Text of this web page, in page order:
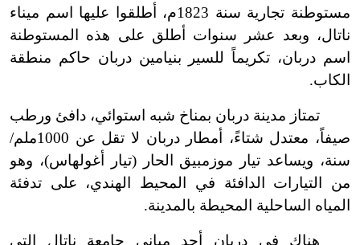
مستوطنة تجارية سنة 1823م، أطلقوا عليها اسم ميناء
ناتال، وبعد عشر سنوات أطلق على هذه المستوطنة
اسم دربان، تكريماً للسير بنيامين دربان حاكم منطقة
الكاب.
تمتاز مدينة دربان بمناخ شبه استوائي، دافئ ورطب
صيفاً، معتدل شتاءً، أمطار دربان لا تقل عن 1000ملم/
سنة، ويساعد تيار موزمبيق الحار (تيار أغولهاس)، وهو
من التيارات الدافئة في المحيط الهندي، على تدفئة
المياه الساحلية المحيطة بالمدينة.
هناك في دربان أحد مباني جامعة ناتال التي